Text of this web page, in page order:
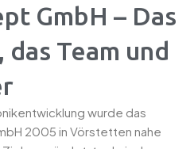
GmbH – Das
Team und
wurde das
2005 in Vörstetten nahe